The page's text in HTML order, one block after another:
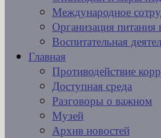
Международное
Организация питания
Воспитательная
Главная
Противодействие
Доступная среда
Разговоры о важном
Музей
Архив новостей